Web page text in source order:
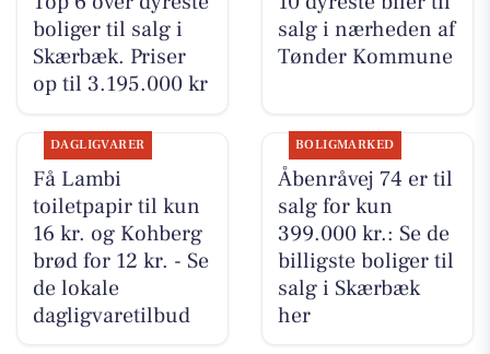
boliger til salg i
Skærbæk. Priser
op til 3.195.000 kr
salg i nærheden af
Tønder Kommune
DAGLIGVARER
Få Lambi
toiletpapir til kun
16 kr. og Kohberg
brød for 12 kr. - Se
de lokale
dagligvaretilbud
BOLIGMARKED
Åbenråvej 74 er til
salg for kun
399.000 kr.: Se de
billigste boliger til
salg i Skærbæk
her